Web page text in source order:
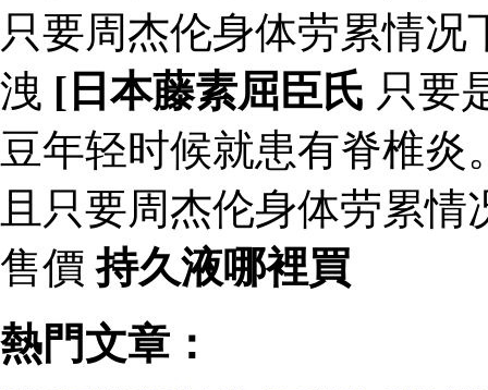
只要周杰伦身体劳累情
洩 [日本藤素屈臣氏 只要
豆年轻时候就患有脊椎
且只要周杰伦身体劳累
售價持久液哪裡買
熱門文章：